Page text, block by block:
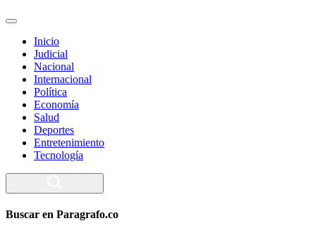
Inicio
Judicial
Nacional
Internacional
Política
Economía
Salud
Deportes
Entretenimiento
Tecnología
Buscar en Paragrafo.co